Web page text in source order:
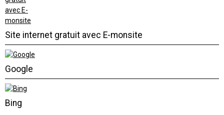
Site internet gratuit avec E-monsite
Google
Bing